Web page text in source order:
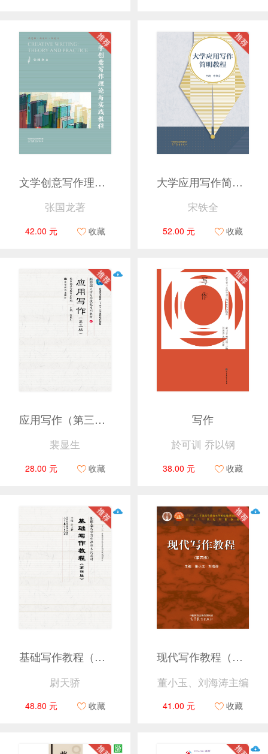
文学创意写作理论与实践教程
张国龙著
42.00 元 收藏
大学应用写作简明教程
宋铁全
52.00 元 收藏
应用写作（第三版）
裴显生
28.00 元 收藏
写作
於可训 乔以钢
38.00 元 收藏
基础写作教程（第四版）
尉天骄
48.80 元 收藏
现代写作教程（第四版）
董小玉、刘海涛主编
41.00 元 收藏